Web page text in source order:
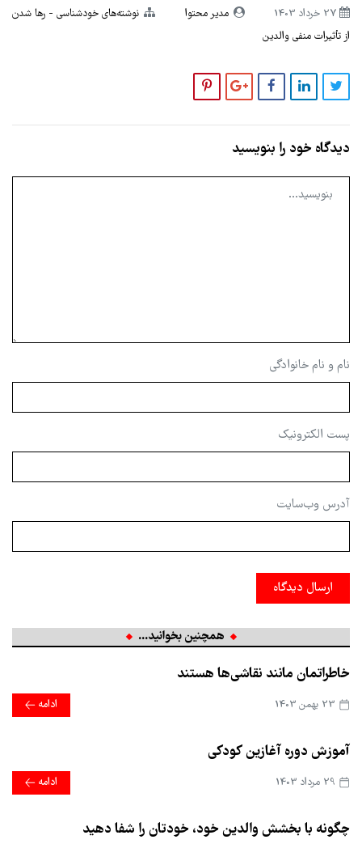
27 خرداد 1403 مدیر محتوا نوشته‌های خودشناسی
رها شدن
از تأثیرات منفی والدین
دیدگاه خود را بنویسید
نام و نام خانوادگی
پست الکترونیک
آدرس وب‌سایت
ارسال دیدگاه
همچنین بخوانید...
خاطراتمان مانند نقاشی‌ها هستند
ادامه
آموزش دوره آغازین کودکی
ادامه
چگونه با بخشش والدین خود، خودتان را شفا دهید